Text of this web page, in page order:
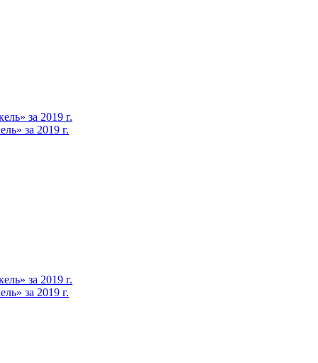
за 2019 г.
за 2019 г.
за 2019 г.
за 2019 г.